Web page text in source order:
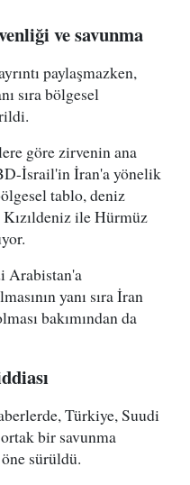
ve savunma
paylaşmazken,
sıra bölgesel
göre zirvenin ana
İsrail'in İran'a yönelik
tablo, deniz
ile Hürmüz
Arabistan'a
yanı sıra İran
bakımından da
Türkiye, Suudi
bir savunma
sürüldü.